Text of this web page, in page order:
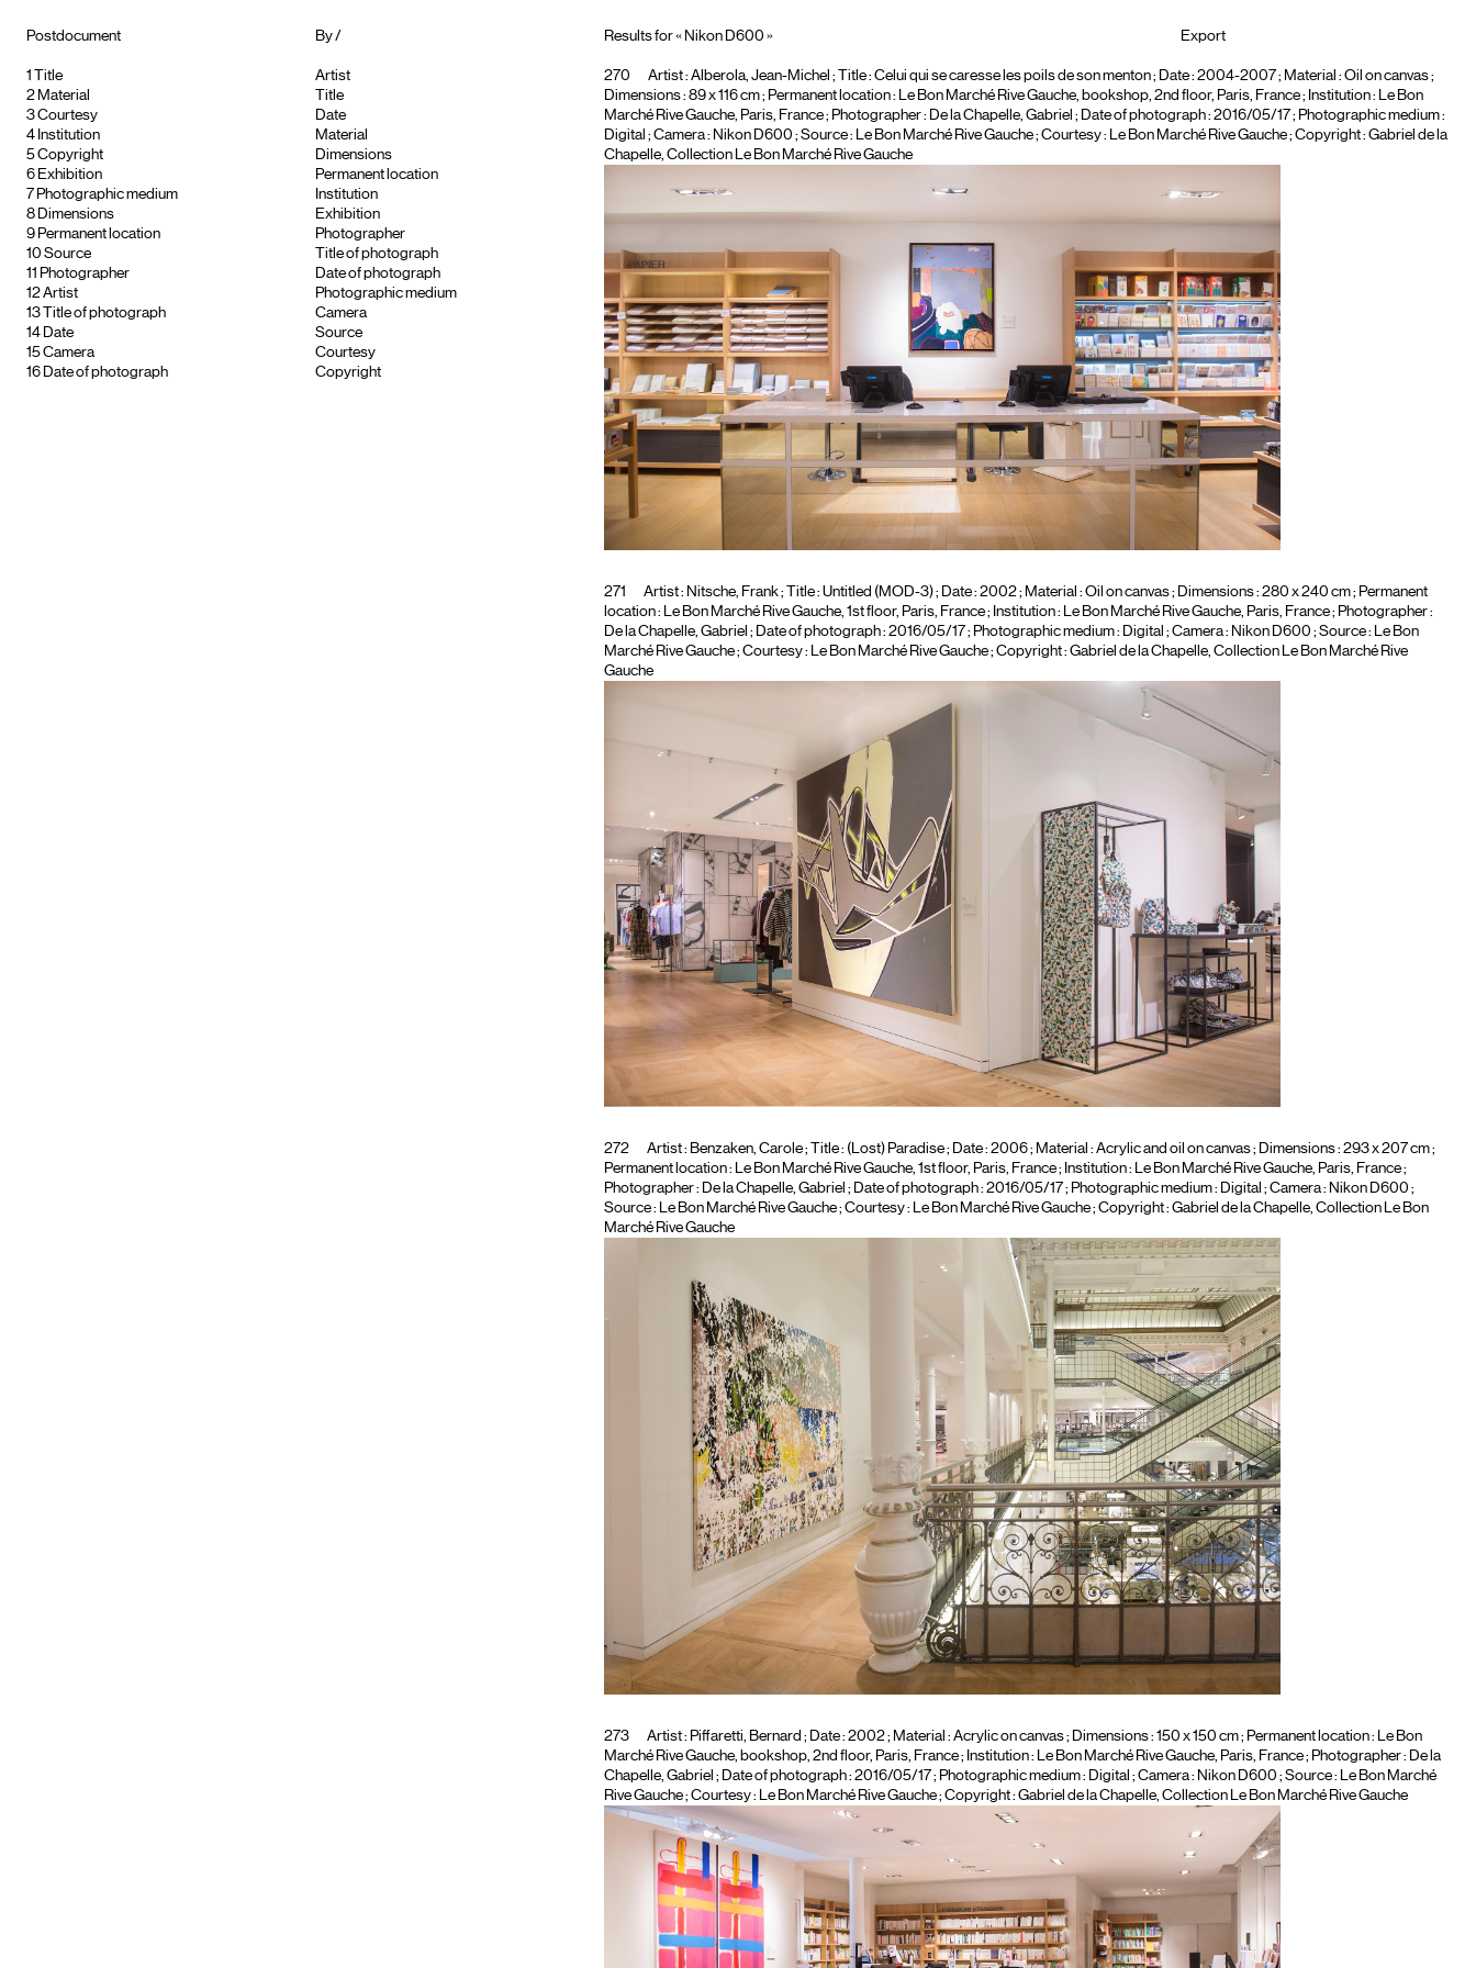
Postdocument
1
Title
2 Material
3Courtesy
4 Institution
5Copyright
6 Exhibition
7 Photographic medium
8 Dimensions
9 Permanent location
10 Source
11 Photographer
12Artist
13
Title of photograph
14 Date
15Camera
16 Date of photograph
By /
Artist
Title
Date
Material
Dimensions
Permanent location
Institution
Exhibition
Photographer
Title of photograph
Date of photograph
Photographic medium
Camera
Source
Courtesy
Copyright
Results for « Nikon D600 » Export
270 Artist : Alberola, Jean-Michel ; Title : Celui qui se caresse les poils de son menton; Date : 2004-2007 ; Material : Oil on canvas;
Dimensions : 89 x 116 cm ; Permanent location : Le Bon Marché Rive Gauche, bookshop, 2nd floor, Paris, France ; Institution : Le Bon
Marché Rive Gauche, Paris, France; Photographer : De la Chapelle, Gabriel ; Date of photograph : 2016/05/17 ; Photographic medium :
Digital ; Camera : Nikon D600 ; Source : Le Bon Marché Rive Gauche ; Courtesy : Le Bon Marché Rive Gauche ; Copyright : Gabriel de la
Chapelle, Collection Le Bon Marché Rive Gauche
271 Artist : Nitsche, Frank; Title : Untitled (MOD-3); Date : 2002 ; Material : Oil on canvas; Dimensions : 280 x 240 cm ; Permanent
location : Le Bon Marché Rive Gauche, 1st floor, Paris, France ; Institution : Le Bon Marché Rive Gauche, Paris, France; Photographer :
De la Chapelle, Gabriel ; Date of photograph : 2016/05/17 ; Photographic medium : Digital ; Camera : Nikon D600 ; Source : Le Bon
Marché Rive Gauche ; Courtesy : Le Bon Marché Rive Gauche ; Copyright : Gabriel de la Chapelle, Collection Le Bon Marché Rive
Gauche
272 Artist : Benzaken, Carole; Title : (Lost) Paradise; Date : 2006 ; Material : Acrylic and oil on canvas; Dimensions : 293 x 207 cm ;
Permanent location : Le Bon Marché Rive Gauche, 1st floor, Paris, France ; Institution : Le Bon Marché Rive Gauche, Paris, France;
Photographer : De la Chapelle, Gabriel ; Date of photograph : 2016/05/17 ; Photographic medium : Digital ; Camera : Nikon D600 ;
Source : Le Bon Marché Rive Gauche ; Courtesy : Le Bon Marché Rive Gauche ; Copyright : Gabriel de la Chapelle, Collection Le Bon
Marché Rive Gauche
273 Artist : Piffaretti, Bernard ; Date : 2002 ; Material : Acrylic on canvas; Dimensions : 150 x 150 cm ; Permanent location : Le Bon
Marché Rive Gauche, bookshop, 2nd floor, Paris, France ; Institution :
Le Bon Marché Rive Gauche, Paris, France; Photographer : De la
Chapelle, Gabriel ; Date of photograph : 2016/05/17 ; Photographic medium : Digital ; Camera : Nikon D600 ; Source : Le Bon Marché
Rive Gauche ; Courtesy : Le Bon Marché Rive Gauche ; Copyright : Gabriel de la Chapelle, Collection Le Bon Marché Rive Gauche